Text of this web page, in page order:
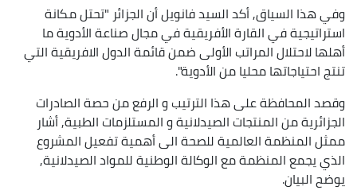
وفي هذا السياق, أكد السيد فانويل أن الجزائر "تحتل مكانة
استراتيجية في القارة الأفريقية في مجال صناعة الأدوية ما
أهلها لاحتلال المراتب الأولى ضمن قائمة الدول الافريقية التي
تنتج احتياجاتها محليا من الأدوية".
وقصد المحافظة على هذا الترتيب و الرفع من حصة الصادرات
الجزائرية من المنتجات الصيدلانية و المستلزمات الطبية, أشار
ممثل المنظمة العالمية للصحة الى أهمية تفعيل المشروع
الذي يجمع المنظمة مع الوكالة الوطنية للمواد الصيدلانية,
يوضح البيان.